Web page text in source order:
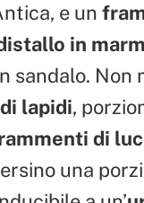
e un
in
sandalo. Non
lapidi,
di
una